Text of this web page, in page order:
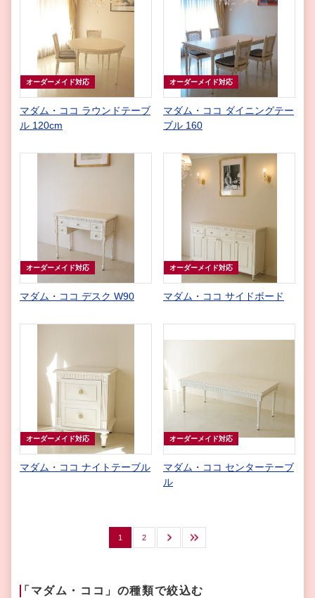
オーダーメイド対応
マダム・ココ ラウンドテーブ
ル 120cm
オーダーメイド対応
マダム・ココ ダイニングテー
ブル 160
オーダーメイド対応
マダム・ココ デスク W90
オーダーメイド対応
マダム・ココ サイドボード
オーダーメイド対応
マダム・ココ ナイトテーブル
オーダーメイド対応
マダム・ココ センターテーブ
ル
1 2 次へ 最後
「マダム・ココ」の種類で絞込む